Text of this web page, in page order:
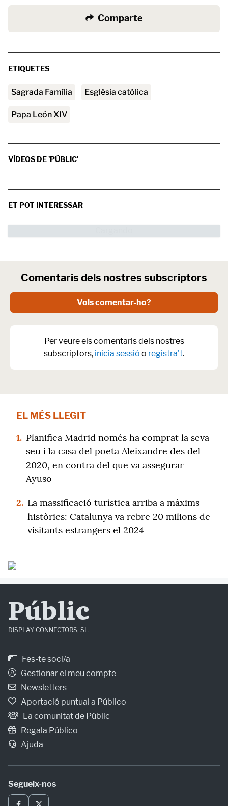
Comparte
ETIQUETES
Sagrada Família Església catòlica
Papa León XIV
VÍDEOS DE 'PÚBLIC'
ET POT INTERESSAR
Comentaris dels nostres subscriptors
Vols comentar-ho?
Per veure els comentaris dels nostres
subscriptors, inicia sessió o registra't.
EL MÉS LLEGIT
1. Planifica Madrid només ha comprat la seva
seu i la casa del poeta Aleixandre des del
2020, en contra del que va assegurar
Ayuso
2. La massificació turística arriba a màxims
històrics: Catalunya va rebre 20 milions de
visitants estrangers el 2024
Públic
DISPLAY CONNECTORS, SL.
Fes-te soci/a
Gestionar el meu compte
Newsletters
Aportació puntual a Público
La comunitat de Públic
Regala Público
Ajuda
Segueix-nos